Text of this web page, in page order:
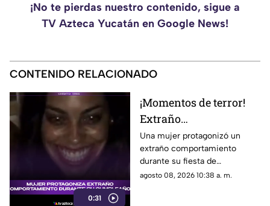
¡No te pierdas nuestro contenido, sigue a
TV Azteca Yucatán en Google News!
CONTENIDO RELACIONADO
0:31
¡Momentos de terror!
Extraño
comportamiento de
mujer durante su
cumpleaños causa
desconcierto
Una mujer protagonizó un
extraño comportamiento
durante su fiesta de
cumpleaños, causando
agosto 08, 2026 10:38 a. m.